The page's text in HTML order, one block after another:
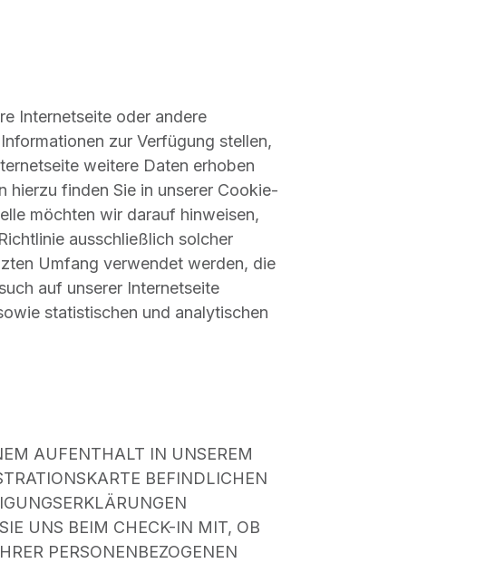
Internetseite oder andere
zur Verfügung stellen,
weitere Daten erhoben
hierzu finden Sie in unserer Cookie-
möchten wir darauf hinweisen,
ausschließlich solcher
Umfang verwendet werden, die
auf unserer Internetseite
statistischen und analytischen
AUFENTHALT IN UNSEREM
BEFINDLICHEN
UNS BEIM CHECK-IN MIT, OB
PERSONENBEZOGENEN